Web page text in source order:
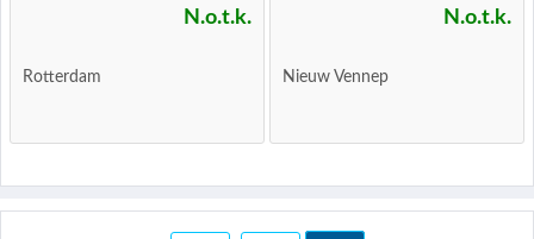
N.o.t.k.
Rotterdam
N.o.t.k.
Nieuw Vennep